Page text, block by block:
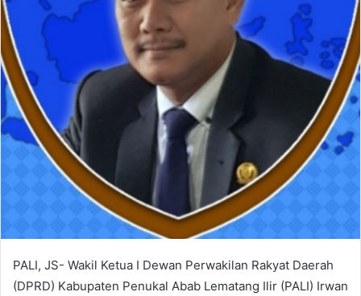
PALI, JS- Wakil Ketua I Dewan Perwakilan Rakyat Daerah
(DPRD) Kabupaten Penukal Abab Lematang Ilir (PALI) Irwan